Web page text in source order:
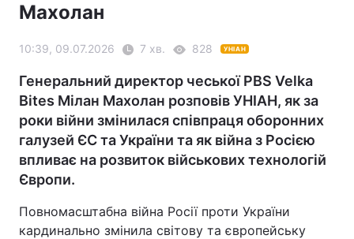
Махолан
10:39, 09.07.2026 7 хв. 828 УНІАН
Генеральний директор чеської PBS Velka
Bites Мілан Махолан розповів УНІАН, як за
роки війни змінилася співпраця оборонних
галузей ЄС та України та як війна з Росією
впливає на розвиток військових технологій
Європи.
Повномасштабна війна Росії проти України
кардинально змінила світову та європейську